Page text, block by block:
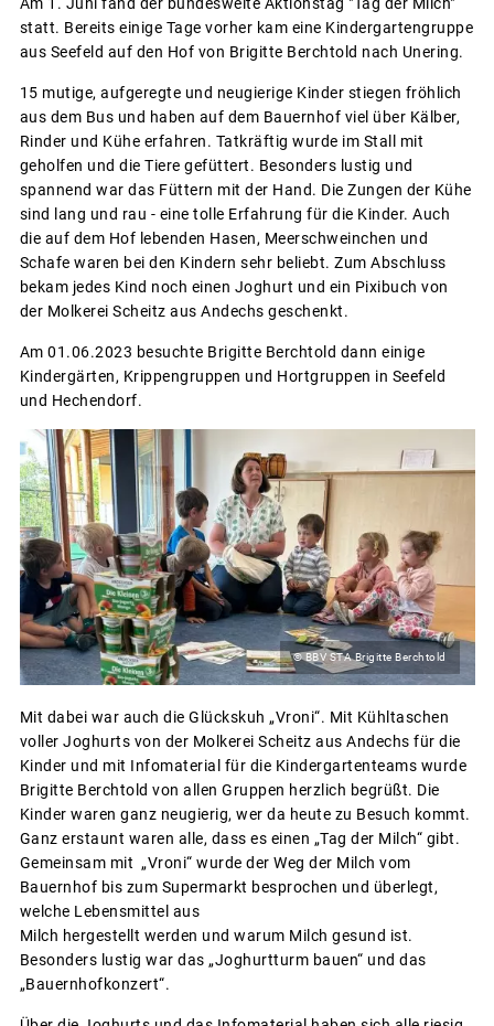
statt. Bereits einige Tage vorher kam eine Kindergartengruppe
aus Seefeld auf den Hof von Brigitte Berchtold nach Unering.
15 mutige, aufgeregte und neugierige Kinder stiegen fröhlich
aus dem Bus und haben auf dem Bauernhof viel über Kälber,
Rinder und Kühe erfahren. Tatkräftig wurde im Stall mit
geholfen und die Tiere gefüttert. Besonders lustig und
spannend war das Füttern mit der Hand. Die Zungen der Kühe
sind lang und rau - eine tolle Erfahrung für die Kinder. Auch
die auf dem Hof lebenden Hasen, Meerschweinchen und
Schafe waren bei den Kindern sehr beliebt. Zum Abschluss
bekam jedes Kind noch einen Joghurt und ein Pixibuch von
der Molkerei Scheitz aus Andechs geschenkt.
Am 01.06.2023 besuchte Brigitte Berchtold dann einige
Kindergärten, Krippengruppen und Hortgruppen in Seefeld
und Hechendorf.
© BBV STA Brigitte Berchtold
Mit dabei war auch die Glückskuh „Vroni“. Mit Kühltaschen
voller Joghurts von der Molkerei Scheitz aus Andechs für die
Kinder und mit Infomaterial für die Kindergartenteams wurde
Brigitte Berchtold von allen Gruppen herzlich begrüßt. Die
Kinder waren ganz neugierig, wer da heute zu Besuch kommt.
Ganz erstaunt waren alle, dass es einen „Tag der Milch“ gibt.
Gemeinsam mit „Vroni“ wurde der Weg der Milch vom
Bauernhof bis zum Supermarkt besprochen und überlegt,
welche Lebensmittel aus
Milch hergestellt werden und warum Milch gesund ist.
Besonders lustig war das „Joghurtturm bauen“ und das
„Bauernhofkonzert“.